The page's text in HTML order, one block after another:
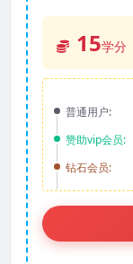
15学分
普通用户:
赞助vip会员:
钻石会员: